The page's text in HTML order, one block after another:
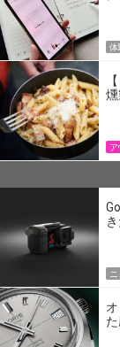
体
ア